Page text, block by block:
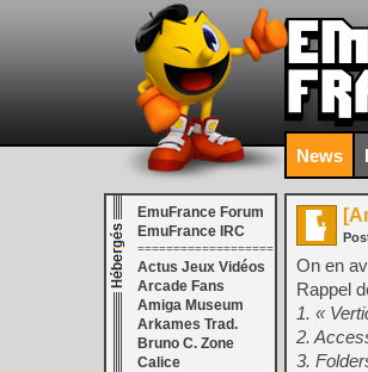
News
EmuFrance Forum
EmuFrance IRC
===================
Actus Jeux Vidéos
Arcade Fans
Amiga Museum
Arkames Trad.
Bruno C. Zone
Calice
On en
Rappel
1. «
2.
3.